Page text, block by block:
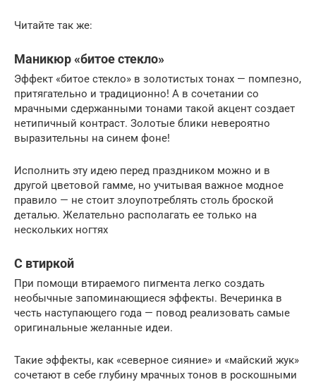
Читайте так же:
Маникюр «битое стекло»
Эффект «битое стекло» в золотистых тонах — помпезно,
притягательно и традиционно! А в сочетании со
мрачными сдержанными тонами такой акцент создает
нетипичный контраст. Золотые блики невероятно
выразительны на синем фоне!
Исполнить эту идею перед праздником можно и в
другой цветовой гамме, но учитывая важное модное
правило — не стоит злоупотреблять столь броской
деталью. Желательно располагать ее только на
нескольких ногтях
С втиркой
При помощи втираемого пигмента легко создать
необычные запоминающиеся эффекты. Вечеринка в
честь наступающего года — повод реализовать самые
оригинальные желанные идеи.
Такие эффекты, как «северное сияние» и «майский жук»
сочетают в себе глубину мрачных тонов в роскошными